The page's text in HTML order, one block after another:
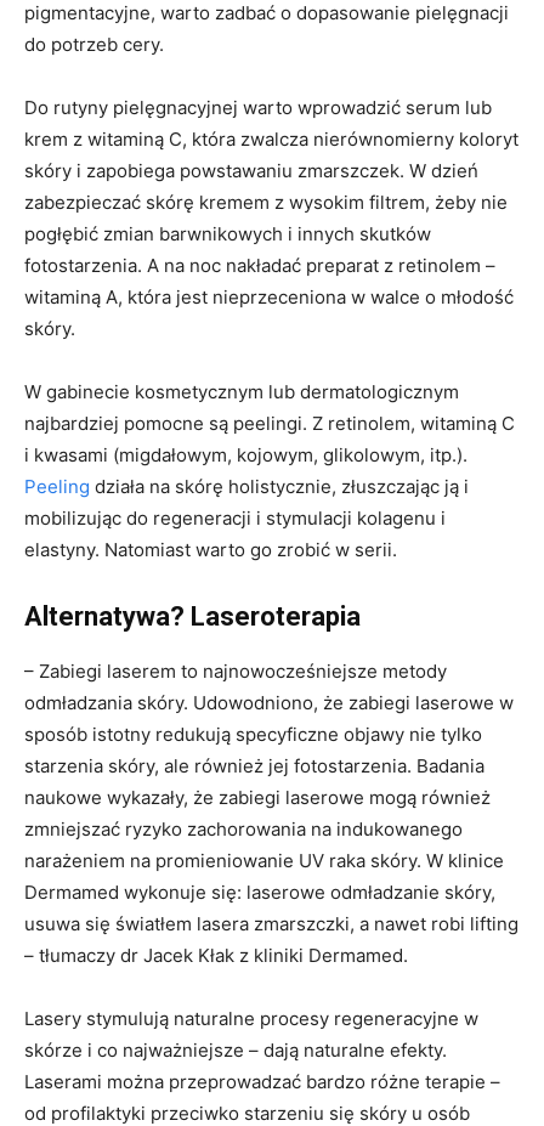
pigmentacyjne, warto zadbać o dopasowanie pielęgnacji
do potrzeb cery.
Do rutyny pielęgnacyjnej warto wprowadzić serum lub
krem z witaminą C, która zwalcza nierównomierny koloryt
skóry i zapobiega powstawaniu zmarszczek. W dzień
zabezpieczać skórę kremem z wysokim filtrem, żeby nie
pogłębić zmian barwnikowych i innych skutków
fotostarzenia. A na noc nakładać preparat z retinolem –
witaminą A, która jest nieprzeceniona w walce o młodość
skóry.
W gabinecie kosmetycznym lub dermatologicznym
najbardziej pomocne są peelingi. Z retinolem, witaminą C
i kwasami (migdałowym, kojowym, glikolowym, itp.).
Peeling działa na skórę holistycznie, złuszczając ją i
mobilizując do regeneracji i stymulacji kolagenu i
elastyny. Natomiast warto go zrobić w serii.
Alternatywa? Laseroterapia
– Zabiegi laserem to najnowocześniejsze metody
odmładzania skóry. Udowodniono, że zabiegi laserowe w
sposób istotny redukują specyficzne objawy nie tylko
starzenia skóry, ale również jej fotostarzenia. Badania
naukowe wykazały, że zabiegi laserowe mogą również
zmniejszać ryzyko zachorowania na indukowanego
narażeniem na promieniowanie UV raka skóry. W klinice
Dermamed wykonuje się: laserowe odmładzanie skóry,
usuwa się światłem lasera zmarszczki, a nawet robi lifting
– tłumaczy dr Jacek Kłak z kliniki Dermamed.
Lasery stymulują naturalne procesy regeneracyjne w
skórze i co najważniejsze – dają naturalne efekty.
Laserami można przeprowadzać bardzo różne terapie –
od profilaktyki przeciwko starzeniu się skóry u osób